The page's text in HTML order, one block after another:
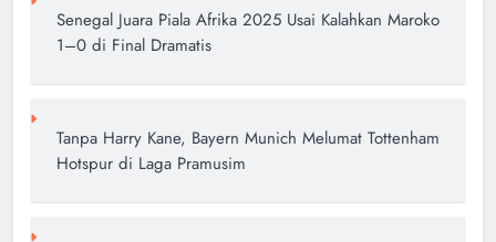
Senegal Juara Piala Afrika 2025 Usai Kalahkan Maroko
1–0 di Final Dramatis
Tanpa Harry Kane, Bayern Munich Melumat Tottenham
Hotspur di Laga Pramusim